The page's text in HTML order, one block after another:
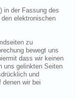
in der Fassung des
elektronischen
zu
bewegt uns
dass wir keinen
uns gelinkten Seiten
und
wir bei